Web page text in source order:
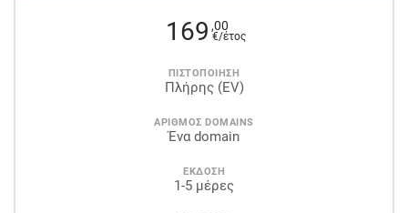
169 ,00
€/έτος
ΠΙΣΤΟΠΟΙΗΣΗ
Πλήρης (EV)
ΑΡΙΘΜΟΣ DOMAINS
Ένα domain
ΕΚΔΟΣΗ
1-5 μέρες